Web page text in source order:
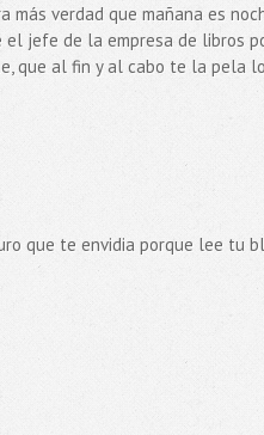
más verdad que mañana es
el jefe de la empresa de libros
que al fin y al cabo te la pela
que te envidia porque lee tu